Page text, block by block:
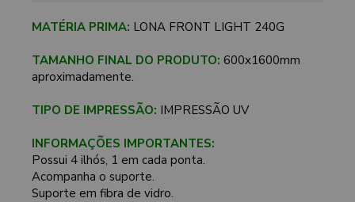
MATÉRIA PRIMA: LONA FRONT LIGHT 240G
TAMANHO FINAL DO PRODUTO: 600x1600mm
aproximadamente.
TIPO DE IMPRESSÃO: IMPRESSÃO UV
INFORMAÇÕES IMPORTANTES:
Possui 4 ilhós, 1 em cada ponta.
Acompanha o suporte.
Suporte em fibra de vidro.